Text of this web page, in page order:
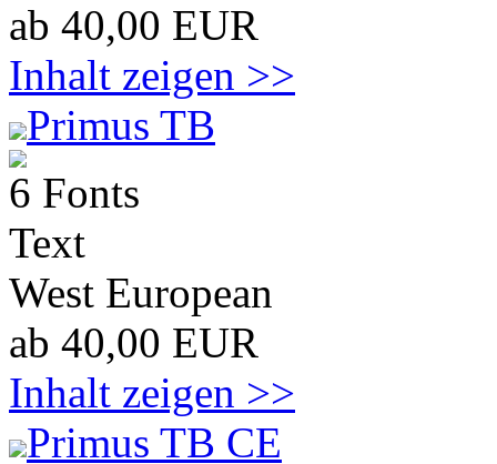
ab 40,00 EUR
Inhalt zeigen >>
Primus TB
6 Fonts
Text
West European
ab 40,00 EUR
Inhalt zeigen >>
Primus TB CE